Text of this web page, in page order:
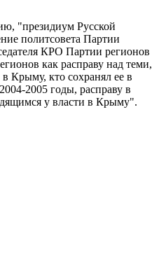
"президиум Русской
политсовета Партии
КРО Партии регионов
как расправу над теми,
Крыму, кто сохранял ее в
2005 годы, расправу в
у власти в Крыму".